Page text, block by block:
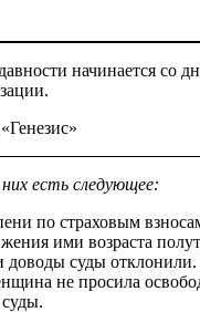
начинается со
есть следующее:
по страховым
ими возраста
суды
не просила